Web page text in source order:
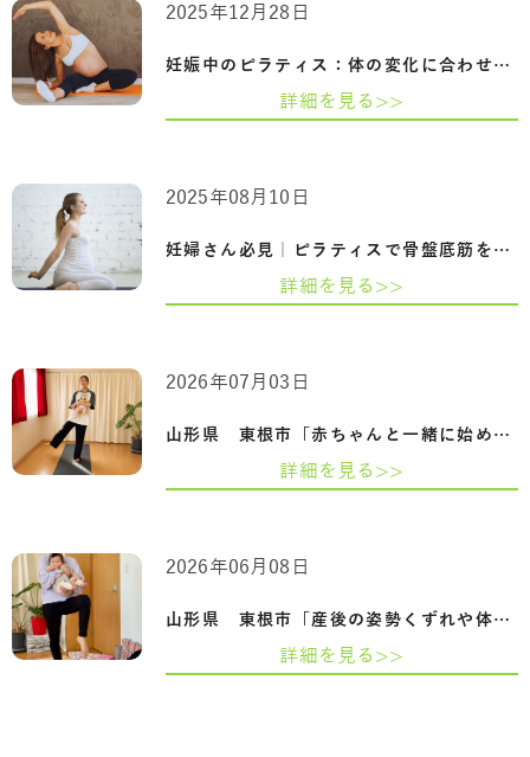
妊娠中のピラティス：体の変化に合わせた…
2025年12月28日
詳細を見る>>
妊婦さん必見｜ピラティスで骨盤底筋を鍛…
2025年08月10日
詳細を見る>>
山形県 東根市「赤ちゃんと一緒に始める産…
2026年07月03日
詳細を見る>>
山形県 東根市「産後の姿勢くずれや体力低…
2026年06月08日
詳細を見る>>